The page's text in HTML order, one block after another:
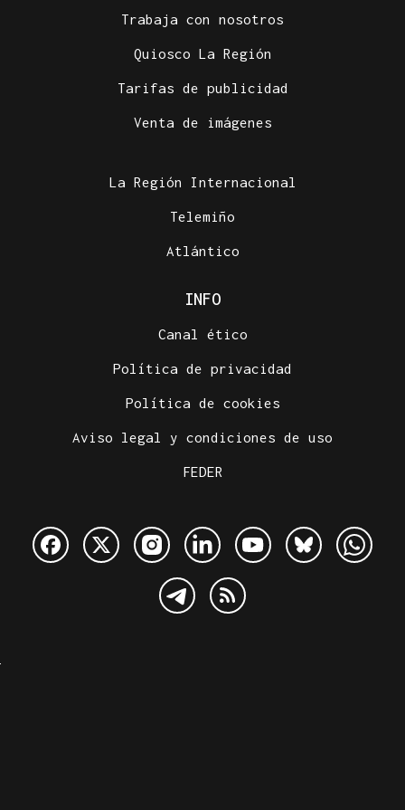
Trabaja con nosotros
Quiosco La Región
Tarifas de publicidad
Venta de imágenes
La Región Internacional
Telemiño
Atlántico
INFO
Canal ético
Política de privacidad
Política de cookies
Aviso legal y condiciones de uso
FEDER